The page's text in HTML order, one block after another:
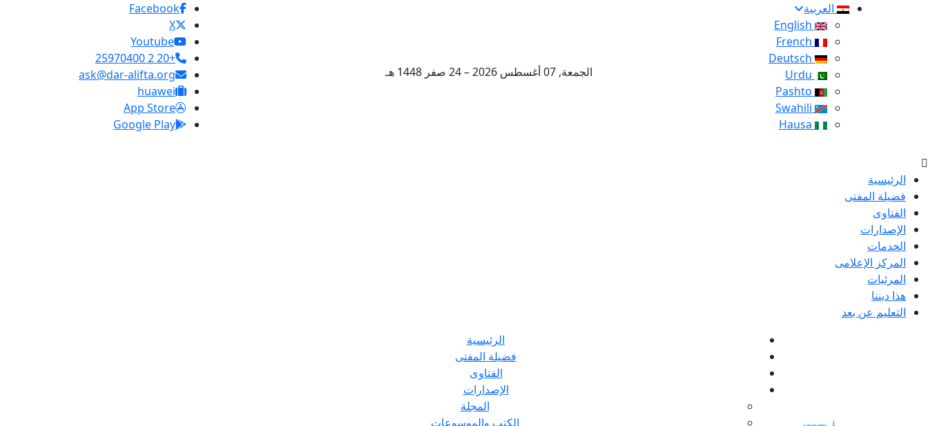
العربية
الجمعة, 07 أغسطس 2026 – 24 صفر 1448 هـ
Facebook
X
Youtube
+20 2 25970400
ask@dar-alifta.org
huawei
App Store
Google Play
الرئيسية
فضيلة المفتى
الفتاوى
الإصدارات
الخدمات
المركز الإعلامى
المرئيات
هذا ديننا
التعليم عن بعد
الرئيسية
فضيلة المفتى
الفتاوى
الإصدارات
المجلة
الكتب والموسوعات